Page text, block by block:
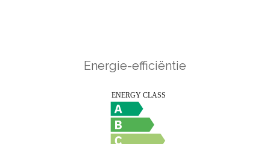
Energie-efficiëntie